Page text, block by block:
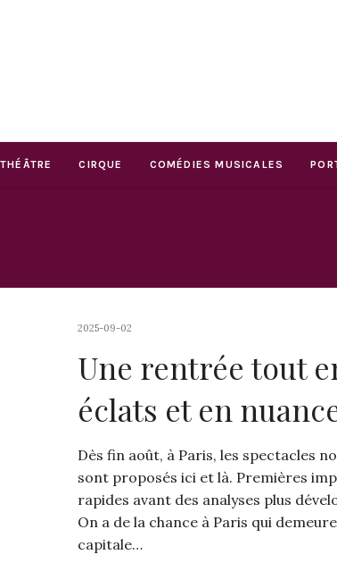
THÉÂTRE CIRQUE COMÉDIES MUSICALES
2025-09-02
Une rentrée tout
éclats et en
Dès fin août, à Paris, les spectacles
sont proposés ici et là. Premières
rapides avant des analyses plus
On a de la chance à Paris qui
capitale…